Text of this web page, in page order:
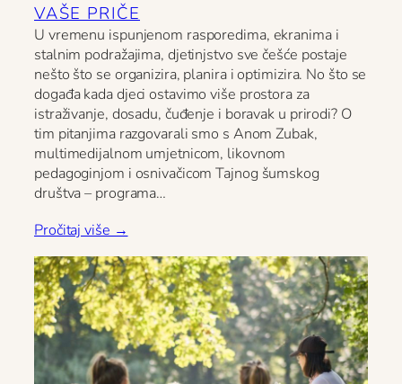
VAŠE PRIČE
U vremenu ispunjenom rasporedima, ekranima i
stalnim podražajima, djetinjstvo sve češće postaje
nešto što se organizira, planira i optimizira. No što se
događa kada djeci ostavimo više prostora za
istraživanje, dosadu, čuđenje i boravak u prirodi? O
tim pitanjima razgovarali smo s Anom Zubak,
multimedijalnom umjetnicom, likovnom
pedagoginjom i osnivačicom Tajnog šumskog
društva – programa…
Pročitaj više →